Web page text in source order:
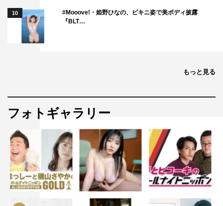
10
#Mooove!・姫野ひなの、ビキニ姿で美ボディ披露
『BLT…
もっと見る
フォトギャラリー